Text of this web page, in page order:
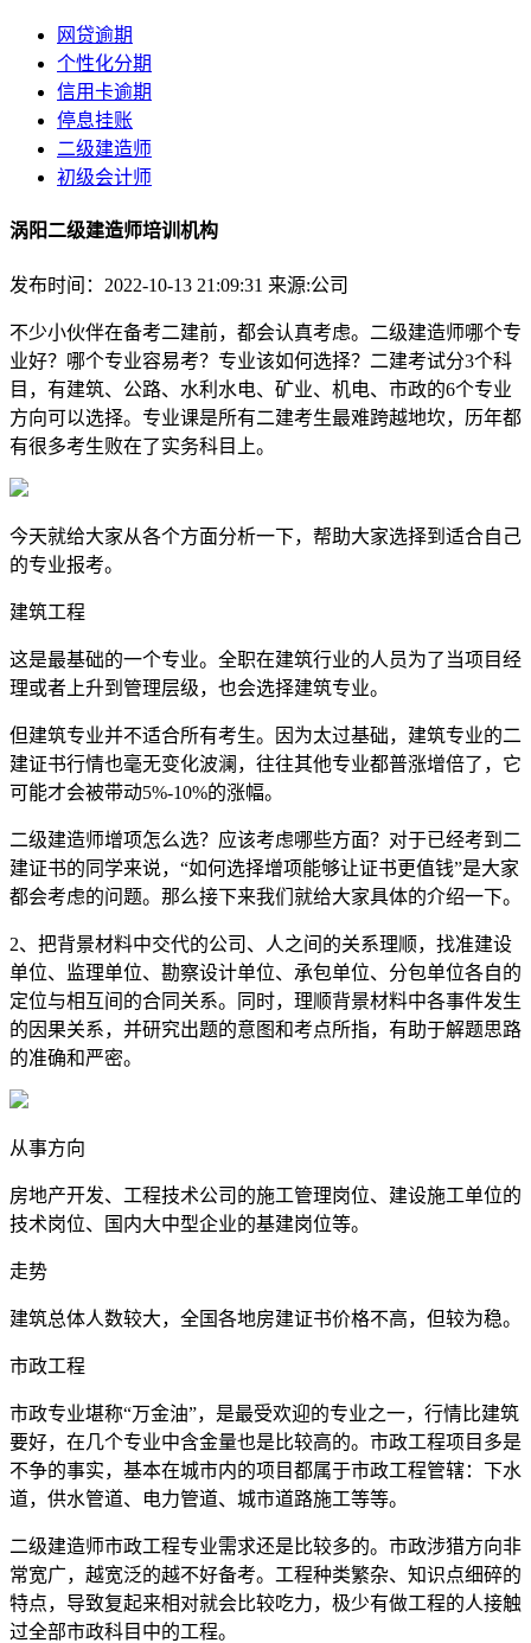
网贷逾期
个性化分期
信用卡逾期
停息挂账
二级建造师
初级会计师
涡阳二级建造师培训机构
发布时间：2022-10-13 21:09:31 来源:公司
不少小伙伴在备考二建前，都会认真考虑。二级建造师哪个专
业好？哪个专业容易考？专业该如何选择？二建考试分3个科
目，有建筑、公路、水利水电、矿业、机电、市政的6个专业
方向可以选择。专业课是所有二建考生最难跨越地坎，历年都
有很多考生败在了实务科目上。
今天就给大家从各个方面分析一下，帮助大家选择到适合自己
的专业报考。
建筑工程
这是最基础的一个专业。全职在建筑行业的人员为了当项目经
理或者上升到管理层级，也会选择建筑专业。
但建筑专业并不适合所有考生。因为太过基础，建筑专业的二
建证书行情也毫无变化波澜，往往其他专业都普涨增倍了，它
可能才会被带动5%-10%的涨幅。
二级建造师增项怎么选？应该考虑哪些方面？对于已经考到二
建证书的同学来说，“如何选择增项能够让证书更值钱”是大家
都会考虑的问题。那么接下来我们就给大家具体的介绍一下。
2、把背景材料中交代的公司、人之间的关系理顺，找准建设
单位、监理单位、勘察设计单位、承包单位、分包单位各自的
定位与相互间的合同关系。同时，理顺背景材料中各事件发生
的因果关系，并研究出题的意图和考点所指，有助于解题思路
的准确和严密。
从事方向
房地产开发、工程技术公司的施工管理岗位、建设施工单位的
技术岗位、国内大中型企业的基建岗位等。
走势
建筑总体人数较大，全国各地房建证书价格不高，但较为稳。
市政工程
市政专业堪称“万金油”，是最受欢迎的专业之一，行情比建筑
要好，在几个专业中含金量也是比较高的。市政工程项目多是
不争的事实，基本在城市内的项目都属于市政工程管辖：下水
道，供水管道、电力管道、城市道路施工等等。
二级建造师市政工程专业需求还是比较多的。市政涉猎方向非
常宽广，越宽泛的越不好备考。工程种类繁杂、知识点细碎的
特点，导致复起来相对就会比较吃力，极少有做工程的人接触
过全部市政科目中的工程。